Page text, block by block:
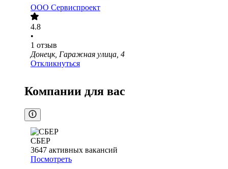
ООО Сервиспроект
4.8
•
1 отзыв
Донецк, Гаражная улица, 4
Откликнуться
Компании для вас
СБЕР
3647 активных вакансий
Посмотреть